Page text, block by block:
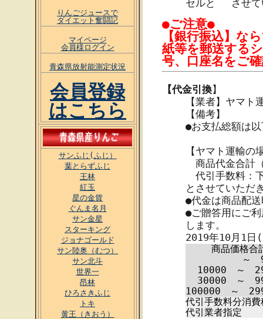
りんごジュースで
ダイエット奮闘記
マイページ
会員様ログイン
青森県放射能測定状況
会員登録
はこちら
サンふじ(ふじ）
葉とらずふじ
王林
紅玉
星の金貨
ぐんま名月
サン金星
スターキング
ジョナゴールド
サン陸奥（むつ）
サン北斗
世界一
昂林
ひろさきふじ
トキ
黄王（きおう）
セルと させて
●ご注意●
【銀行振込】な
紙等を郵送する
号、口座名をご
【代金引換】
【業者】ヤマト
【備考】
●お支払総額は
【ヤマト運輸の
商品代金合計
代引手数料：
とさせていた
●代金は商品配
●ご贈答用にご
します。
2019年10月1日
商品価格合
～
10000 ～
30000 ～
100000 ～
代引手数料分消費
代引業者指定